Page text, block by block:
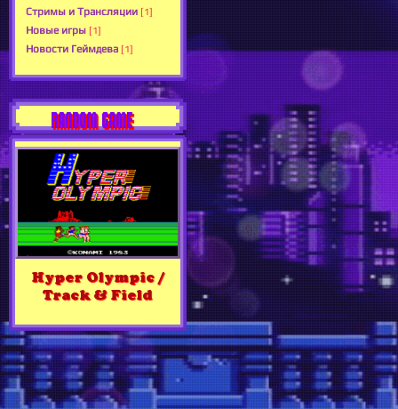
Стримы и Трансляции [1]
Новые игры [1]
Новости Геймдева [1]
RANDOM GAME
Hyper Olympic /
Track & Field